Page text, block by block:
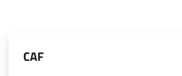
CAF